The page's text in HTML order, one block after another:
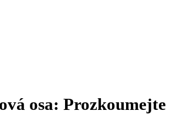
osa: Prozkoumejte